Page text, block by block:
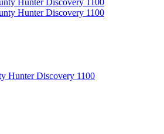
Hunter Discovery 1100